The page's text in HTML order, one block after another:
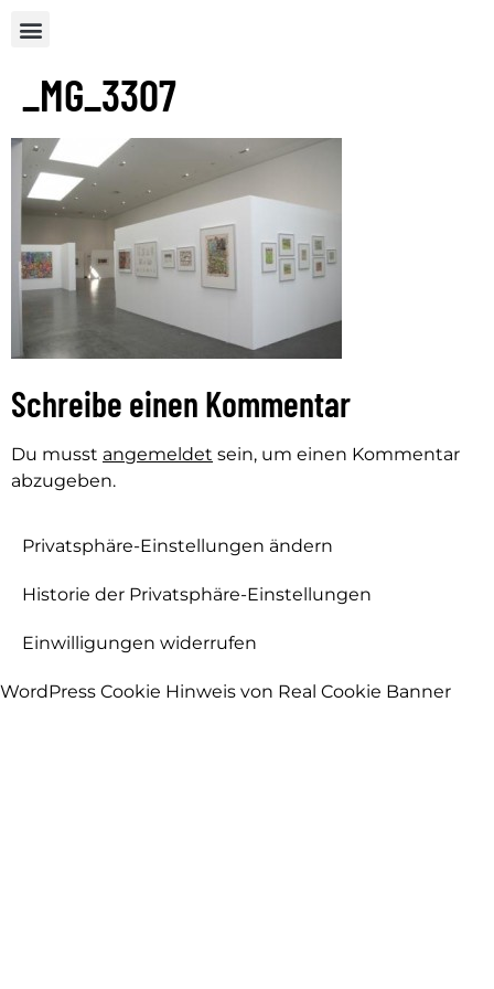
_MG_3307
Schreibe einen Kommentar
Du musst angemeldet sein, um einen Kommentar
abzugeben.
Privatsphäre-Einstellungen ändern
Historie der Privatsphäre-Einstellungen
Einwilligungen widerrufen
WordPress Cookie Hinweis von Real Cookie Banner